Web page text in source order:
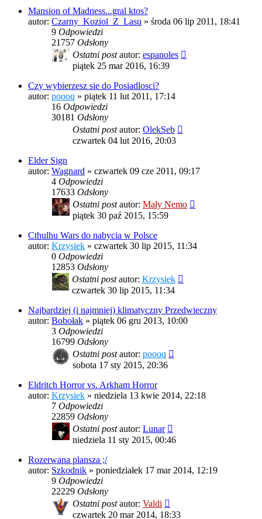
Mansion of Madness...gral ktos?
autor: Czarny_Koziol_Z_Lasu » środa 06 lip 2011, 18:41
9 Odpowiedzi
21757 Odsłony
Ostatni postautor: espanoles
piątek 25 mar 2016, 16:39
Czy wybierzesz sie do Posiadlosci?
autor: poooq » piątek 11 lut 2011, 17:14
16 Odpowiedzi
30181 Odsłony
Ostatni postautor: OlekSeb
czwartek 04 lut 2016, 20:03
Elder Sign
autor: Wagnard » czwartek 09 cze 2011, 09:17
4 Odpowiedzi
17633 Odsłony
Ostatni postautor: Mały Nemo
piątek 30 paź 2015, 15:59
Cthulhu Wars do nabycia w Polsce
autor: Krzysiek » czwartek 30 lip 2015, 11:34
0 Odpowiedzi
12853 Odsłony
Ostatni postautor: Krzysiek
czwartek 30 lip 2015, 11:34
Najbardziej (i najmniej) klimatyczny Przedwieczny
autor: Bobołak » piątek 06 gru 2013, 10:00
3 Odpowiedzi
16799 Odsłony
Ostatni postautor: poooq
sobota 17 sty 2015, 20:36
Eldritch Horror vs. Arkham Horror
autor: Krzysiek » niedziela 13 kwie 2014, 22:18
7 Odpowiedzi
22859 Odsłony
Ostatni postautor: Lunar
niedziela 11 sty 2015, 00:46
Rozerwana plansza ;/
autor: Szkodnik » poniedziałek 17 mar 2014, 12:19
9 Odpowiedzi
22229 Odsłony
Ostatni postautor: Valdi
czwartek 20 mar 2014, 18:33